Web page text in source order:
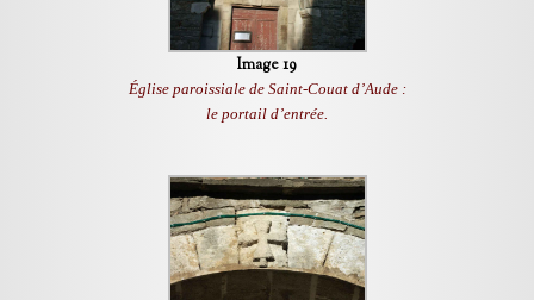
Image 19
Église paroissiale de Saint-Couat d’Aude :
le portail d’entrée.